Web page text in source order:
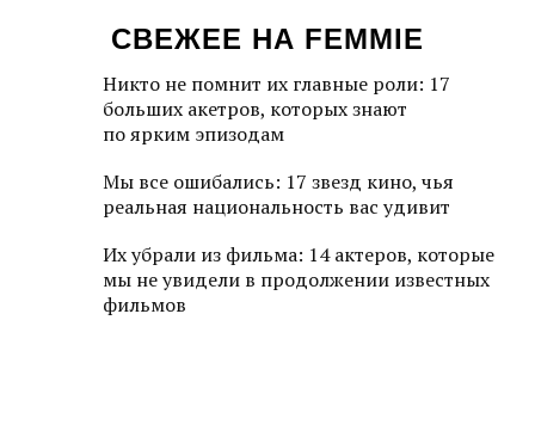
СВЕЖЕЕ НА FEMMIE
Никто не помнит их главные роли: 17
больших акетров, которых знают
по ярким эпизодам
Мы все ошибались: 17 звезд кино, чья
реальная национальность вас удивит
Их убрали из фильма: 14 актеров, которые
мы не увидели в продолжении известных
фильмов